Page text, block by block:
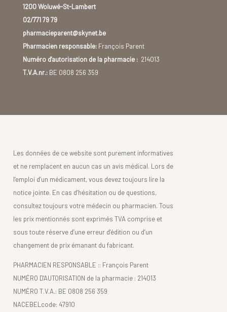
1200 Woluwé-St-Lambert
02/771 79 79
pharmacieparent@skynet.be
Pharmacien responsable:François Parent
Numéro d'autorisation de la pharmacie :214013
T.V.A.nr.:BE 0808 256 359
Les données de ce website sont purement informatives
et ne remplacent en aucun cas un avis médical. Lors de
l’emploi d’un médicament, vous devez toujours lire la
notice jointe. En cas d’hésitation ou de questions,
consultez toujours votre médecin ou pharmacien. Tous
les prix mentionnés sont exprimés TVA comprise et
sous toute réserve d’une erreur d’édition ou d’un
changement de prix émanant du fabricant.
PHARMACIEN RESPONSABLE :: François Parent
NUMÉRO D'AUTORISATION de la pharmacie : 214013
NUMÉRO T.V.A.: BE 0808 256 359
NACEBELcode: 47910